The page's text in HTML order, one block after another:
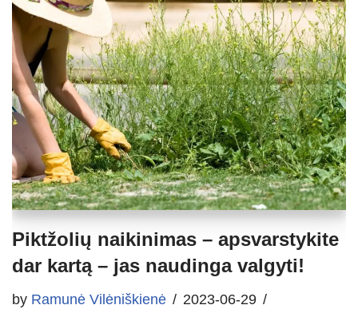
Piktžolių naikinimas – apsvarstykite
dar kartą – jas naudinga valgyti!
by Ramunė Vilėniškienė
2023-06-29